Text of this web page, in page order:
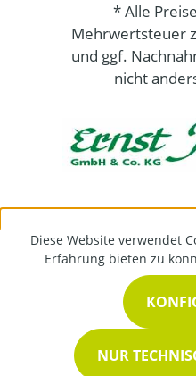
* Alle
Mehrwertsteuer
und ggf.
nicht
Diese Website verwendet
Erfahrung bieten zu
NUR